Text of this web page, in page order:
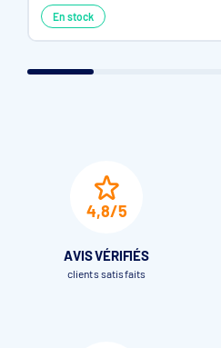
En stock
4,8/5
AVIS VÉRIFIÉS
clients satisfaits